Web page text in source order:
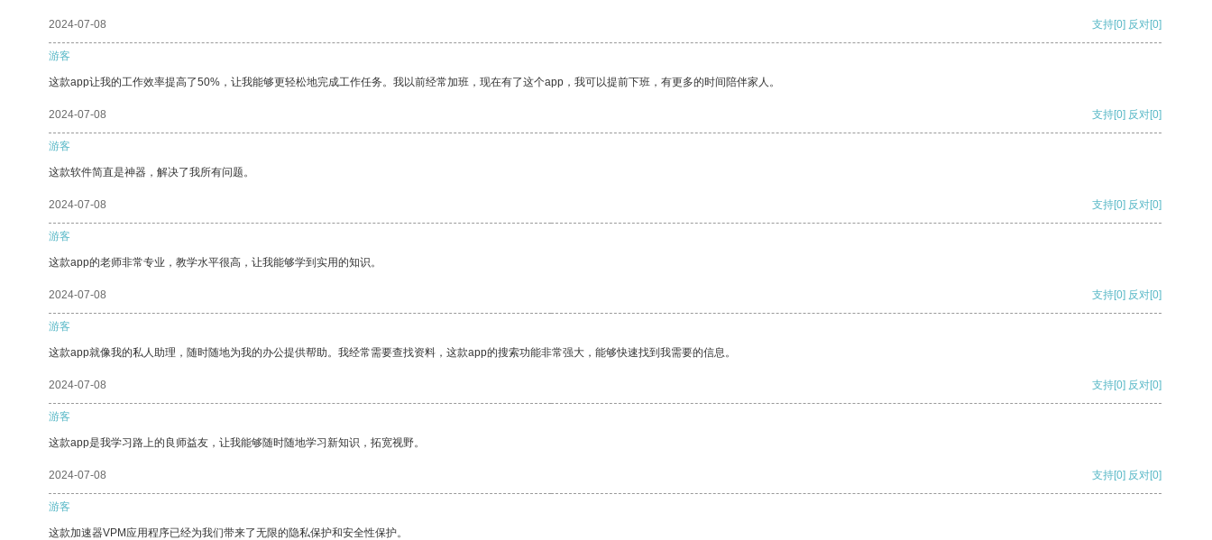
2024-07-08 支持[0] 反对[0]
游客
这款app让我的工作效率提高了50%，让我能够更轻松地完成工作任务。我以前经常加班，现在有了这个app，我可以提前下班，有更多的时间陪伴家人。
2024-07-08 支持[0] 反对[0]
游客
这款软件简直是神器，解决了我所有问题。
2024-07-08 支持[0] 反对[0]
游客
这款app的老师非常专业，教学水平很高，让我能够学到实用的知识。
2024-07-08 支持[0] 反对[0]
游客
这款app就像我的私人助理，随时随地为我的办公提供帮助。我经常需要查找资料，这款app的搜索功能非常强大，能够快速找到我需要的信息。
2024-07-08 支持[0] 反对[0]
游客
这款app是我学习路上的良师益友，让我能够随时随地学习新知识，拓宽视野。
2024-07-08 支持[0] 反对[0]
游客
这款加速器VPM应用程序已经为我们带来了无限的隐私保护和安全性保护。